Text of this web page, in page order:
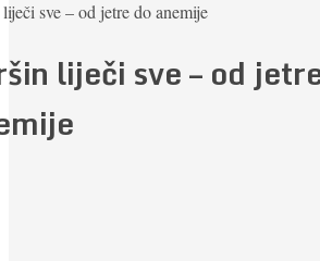
sve – od jetre do anemije
liječi sve – od